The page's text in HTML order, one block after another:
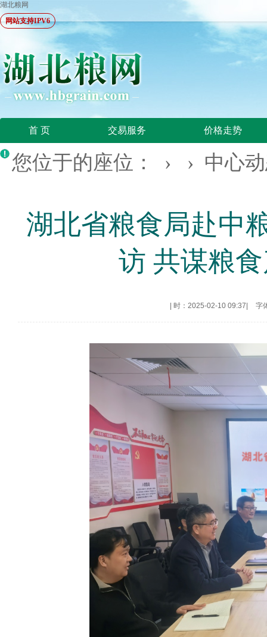
湖北粮网
网站支持IPV6
首 页 交易服务 价格走势
您位于的座位： › › 中心
湖北省粮食局赴中
访 共谋粮
时：2025-02-10 09:37 字